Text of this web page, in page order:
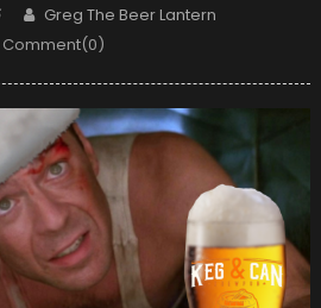
Author
Greg The Beer Lantern
Comment(0)